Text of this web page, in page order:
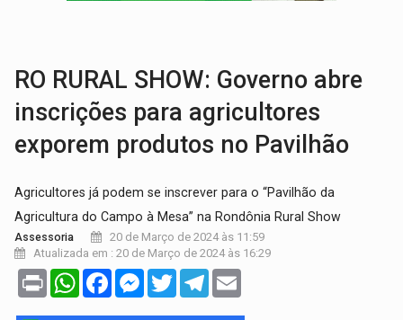
RO RURAL SHOW: Governo abre
inscrições para agricultores
exporem produtos no Pavilhão
Agricultores já podem se inscrever para o “Pavilhão da
Agricultura do Campo à Mesa” na Rondônia Rural Show
Assessoria
20 de Março de 2024 às 11:59
Atualizada em : 20 de Março de 2024 às 16:29
Print WhatsAppFacebookMessenger
TwitterTelegram